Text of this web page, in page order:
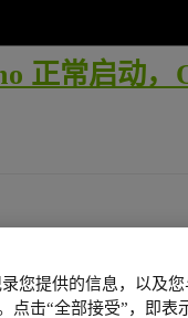
正常启动，
您提供的信息，以及您
点击“全部接受”，即表